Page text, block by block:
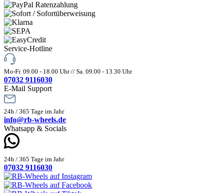
Service-Hotline
Mo-Fr. 09.00 - 18.00 Uhr // Sa. 09.00 - 13.30 Uhr
07032 9116030
E-Mail Support
24h / 365 Tage im Jahr
info@rb-wheels.de
Whatsapp & Socials
24h / 365 Tage im Jahr
07032 9116030